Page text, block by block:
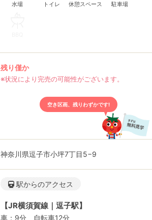
水場 トイレ 休憩スペース 駐車場
残り僅か
※状況により完売の可能性がございます。
空き区画、残りわずかです!
神奈川県逗子市小坪7丁目5−9
駅からのアクセス
【JR横須賀線｜逗子駅】
車：9分、自転車12分